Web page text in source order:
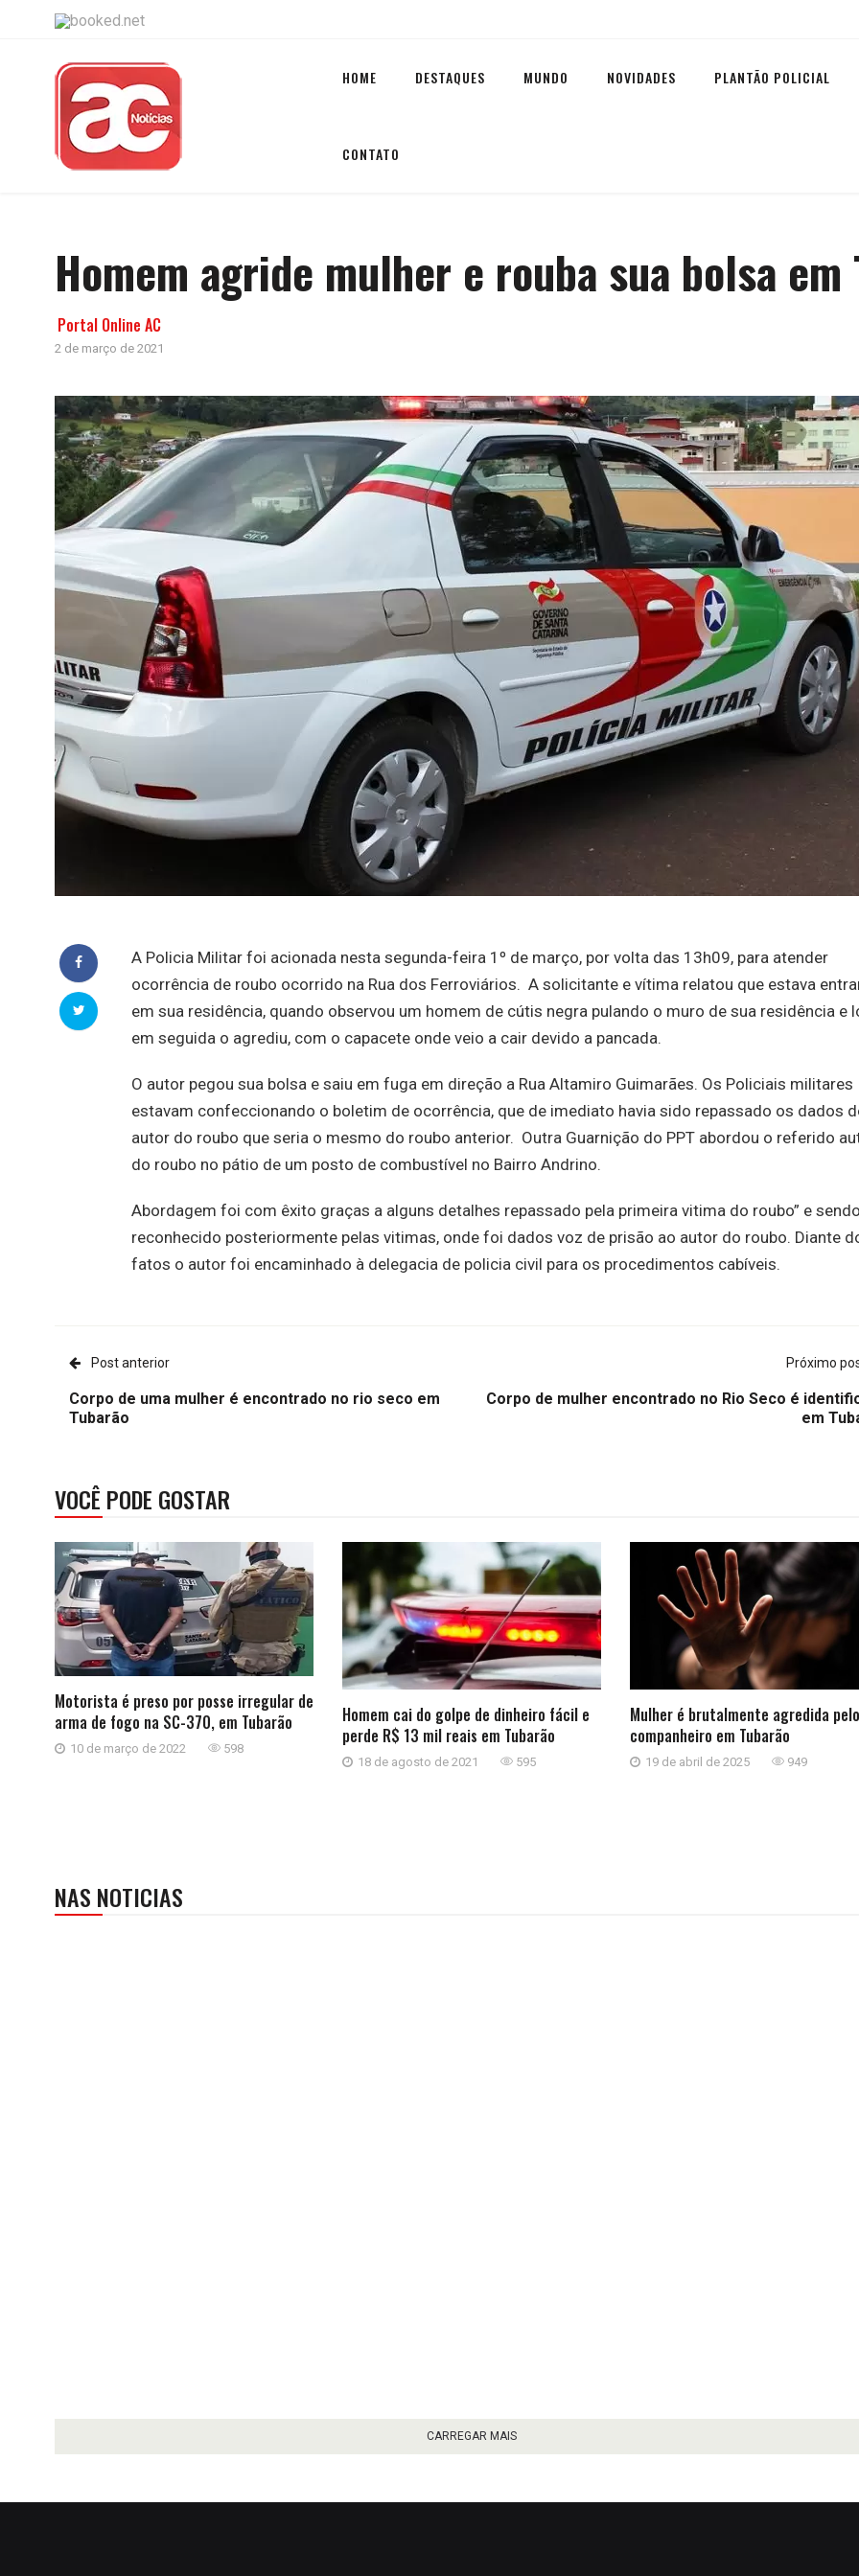
HOME DESTAQUES MUNDO NOVIDADES PLANTÃO POLICIAL
CONTATO
Homem agride mulher e rouba sua bolsa em
Portal Online AC
2 de março de 2021
A Policia Militar foi acionada nesta segunda-feira 1º de março, por volta das 13h09, para atender
ocorrência de roubo ocorrido na Rua dos Ferroviários. A solicitante e vítima relatou que estava
em sua residência, quando observou um homem de cútis negra pulando o muro de sua residência e
em seguida o agrediu, com o capacete onde veio a cair devido a pancada.
O autor pegou sua bolsa e saiu em fuga em direção a Rua Altamiro Guimarães. Os Policiais militares
estavam confeccionando o boletim de ocorrência, que de imediato havia sido repassado os dados
autor do roubo que seria o mesmo do roubo anterior. Outra Guarnição do PPT abordou o referido
do roubo no pátio de um posto de combustível no Bairro Andrino.
Abordagem foi com êxito graças a alguns detalhes repassado pela primeira vitima do roubo” e sendo
reconhecido posteriormente pelas vitimas, onde foi dados voz de prisão ao autor do roubo. Diante
fatos o autor foi encaminhado à delegacia de policia civil para os procedimentos cabíveis.
Post anterior
Corpo de uma mulher é encontrado no rio seco em
Tubarão
Próximo
Corpo de mulher encontrado no Rio Seco é
em
VOCÊ PODE GOSTAR
Motorista é preso por posse irregular de
arma de fogo na SC-370, em Tubarão
10 de março de 2022 598
Homem cai do golpe de dinheiro fácil e
perde R$ 13 mil reais em Tubarão
18 de agosto de 2021 595
Mulher é brutalmente agredida
companheiro em Tubarão
19 de abril de 2025 949
NAS NOTICIAS
CARREGAR MAIS